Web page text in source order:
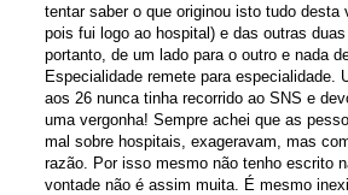
tentar saber o que originou isto tudo desta
pois fui logo ao hospital) e das outras duas
portanto, de um lado para o outro e nada
Especialidade remete para especialidade.
aos 26 nunca tinha recorrido ao SNS e
uma vergonha! Sempre achei que as
mal sobre hospitais, exageravam, mas
razão. Por isso mesmo não tenho escrito
vontade não é assim muita. É mesmo